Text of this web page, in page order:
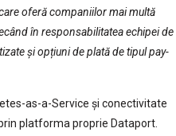
oferă companiilor mai multă
în responsabilitatea echipei de
și opțiuni de plată de tipul pay-
as-a-Service și conectivitate
platforma proprie Dataport.